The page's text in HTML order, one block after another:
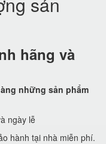
hãng và
những sản phẩm
ngày lễ
hành tại nhà miễn phí.